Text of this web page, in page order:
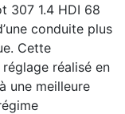
307 1.4 HDI 68
conduite plus
Cette
réalisé en
une meilleure